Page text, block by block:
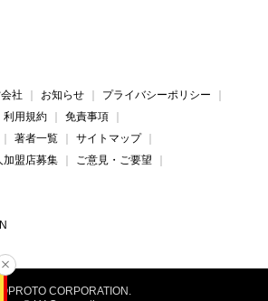
社 お知らせ
プライバシーポリシー
利用規約
免責事項
著者一覧
サイトマップ
加盟店募集
ご意見・ご要望
©PROTO CORPORATION.